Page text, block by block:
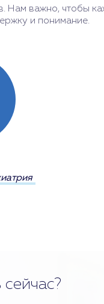
Нам важно, чтобы
и понимание.